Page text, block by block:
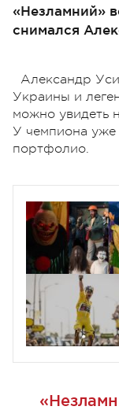
«Незламний»
снимался
Александр
Украины и
можно увидеть
У чемпиона уже
портфолио.